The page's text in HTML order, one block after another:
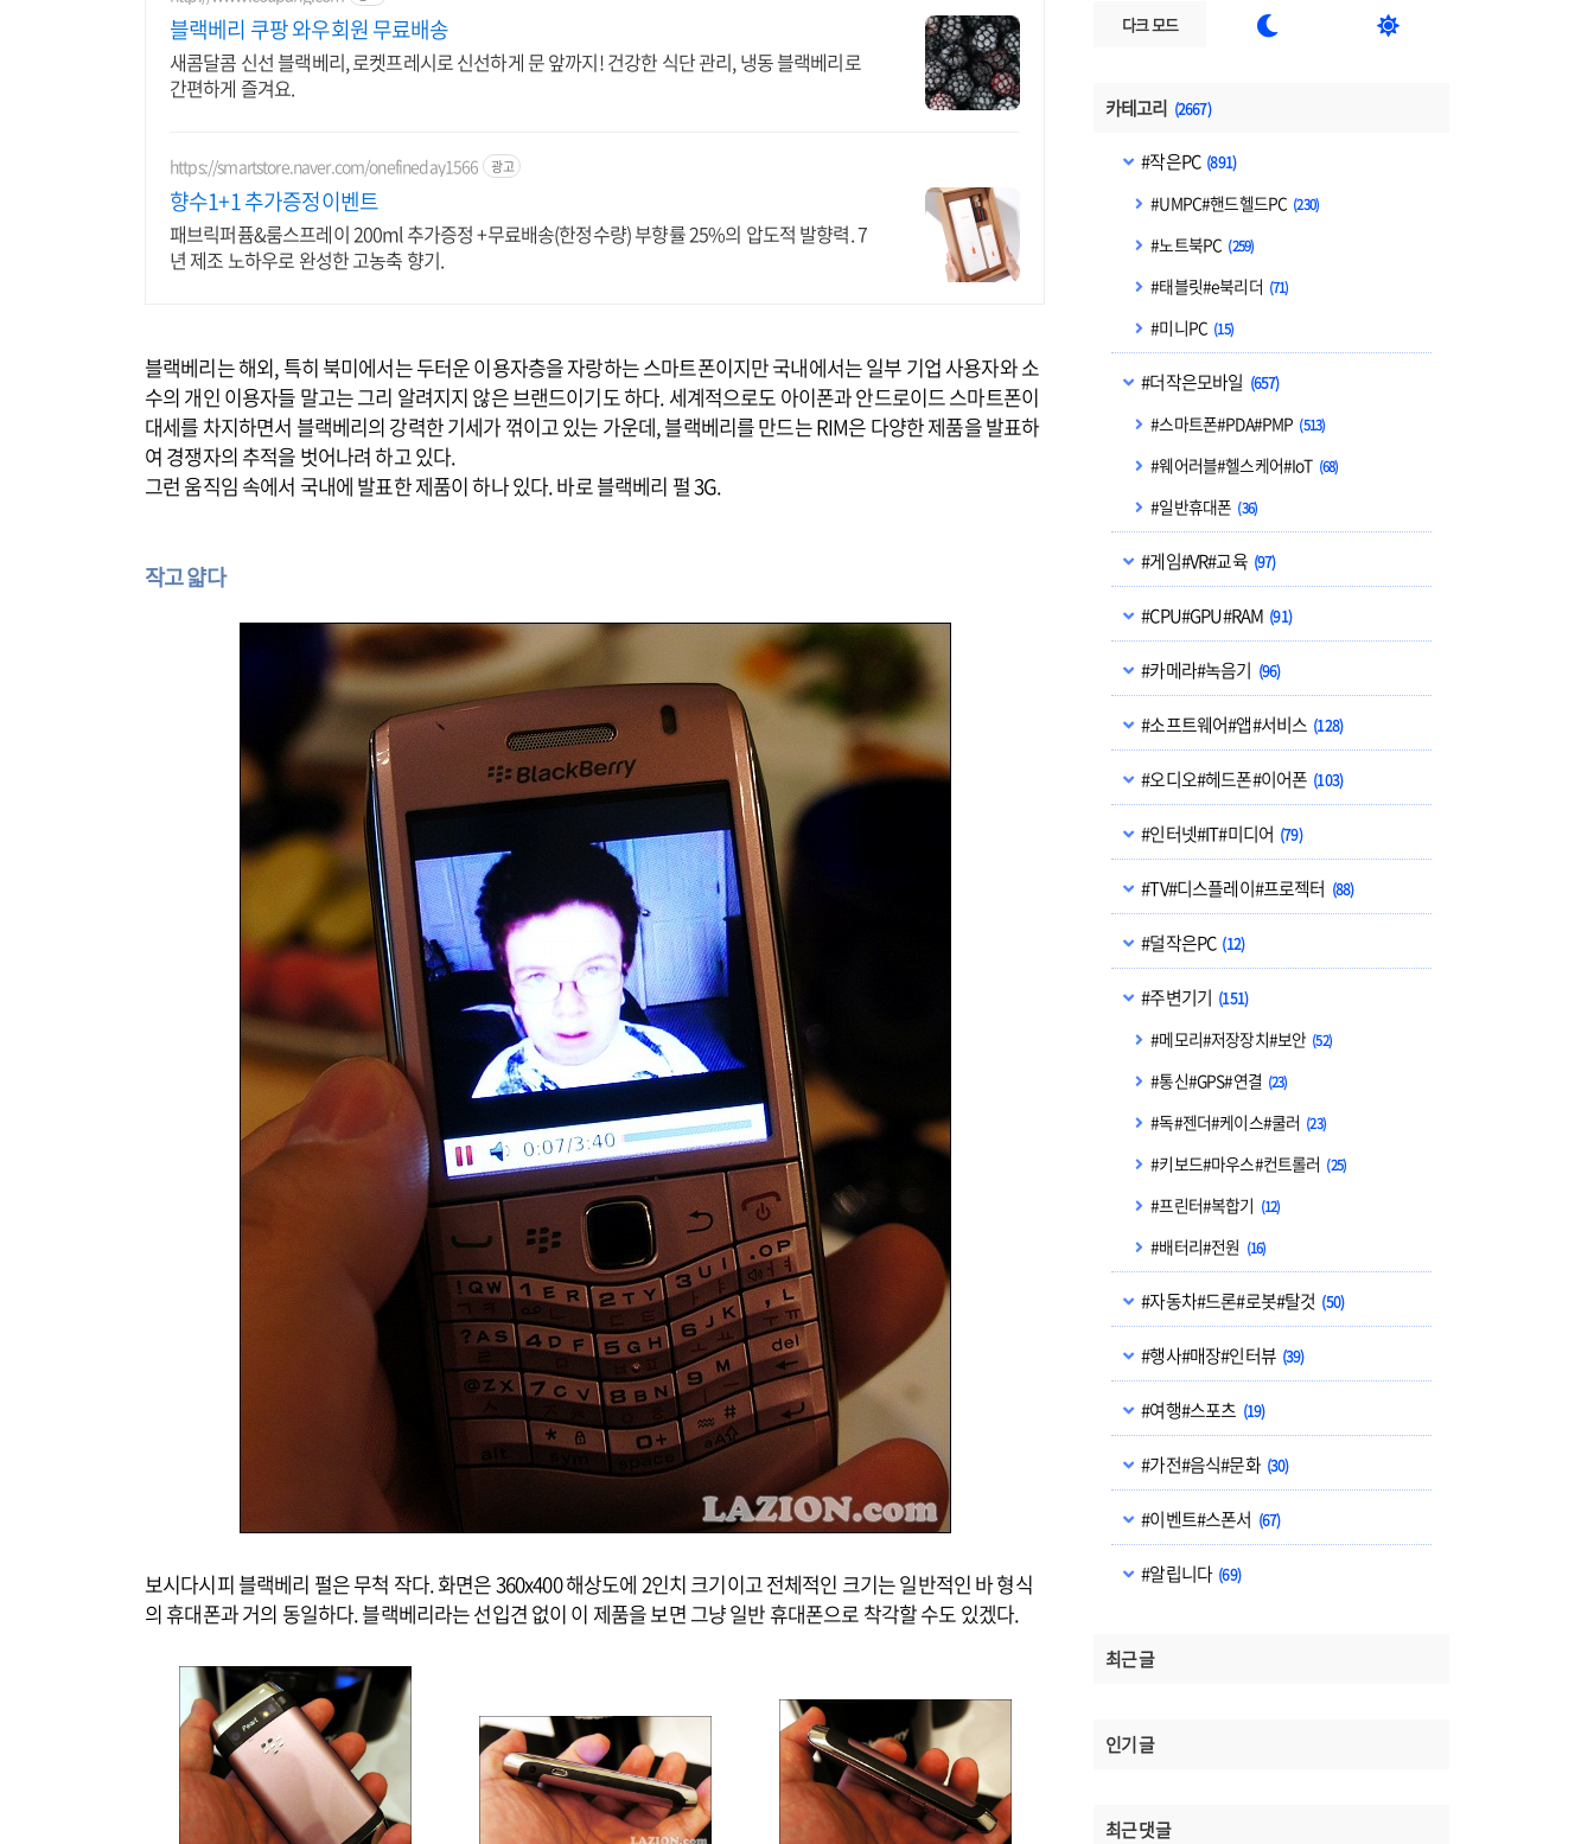
다크 모드  
카테고리 (2667)
#작은PC (891)
#UMPC#핸드헬드PC (230)
#노트북PC (259)
#태블릿#e북리더 (71)
#미니PC (15)
#더작은모바일 (657)
#스마트폰#PDA#PMP (513)
#웨어러블#헬스케어#IoT (68)
#일반휴대폰 (36)
#게임#VR#교육 (97)
#CPU#GPU#RAM (91)
#카메라#녹음기 (96)
#소프트웨어#앱#서비스 (128)
#오디오#헤드폰#이어폰 (103)
#인터넷#IT#미디어 (79)
#TV#디스플레이#프로젝터 (88)
#덜작은PC (12)
#주변기기 (151)
#메모리#저장장치#보안 (52)
#통신#GPS#연결 (23)
#독#젠더#케이스#쿨러 (23)
#키보드#마우스#컨트롤러 (25)
#프린터#복합기 (12)
#배터리#전원 (16)
#자동차#드론#로봇#탈것 (50)
#행사#매장#인터뷰 (39)
#여행#스포츠 (19)
#가전#음식#문화 (30)
#이벤트#스폰서 (67)
#알립니다 (69)
최근 글
인기 글
최근 댓글
블랙베리 쿠팡 와우회원 무료배송
새콤달콤 신선 블랙베리, 로켓프레시로 신선하게 문 앞까지! 건강한 식단 관리, 냉동 블랙베리로
간편하게 즐겨요.
https://smartstore.naver.com/onefineday1566 광고
향수1+1 추가증정이벤트
패브릭퍼퓸&룸스프레이 200ml 추가증정 +무료배송(한정수량) 부향률 25%의 압도적 발향력. 7
년 제조 노하우로 완성한 고농축 향기.
블랙베리는 해외, 특히 북미에서는 두터운 이용자층을 자랑하는 스마트폰이지만 국내에서는 일부 기업 사용자와 소
수의 개인 이용자들 말고는 그리 알려지지 않은 브랜드이기도 하다. 세계적으로도 아이폰과 안드로이드 스마트폰이
대세를 차지하면서 블랙베리의 강력한 기세가 꺾이고 있는 가운데, 블랙베리를 만드는 RIM은 다양한 제품을 발표하
여 경쟁자의 추적을 벗어나려 하고 있다.
그런 움직임 속에서 국내에 발표한 제품이 하나 있다. 바로 블랙베리 펄 3G.
작고 얇다
보시다시피 블랙베리 펄은 무척 작다. 화면은 360x400 해상도에 2인치 크기이고 전체적인 크기는 일반적인 바 형식
의 휴대폰과 거의 동일하다. 블랙베리라는 선입견 없이 이 제품을 보면 그냥 일반 휴대폰으로 착각할 수도 있겠다.